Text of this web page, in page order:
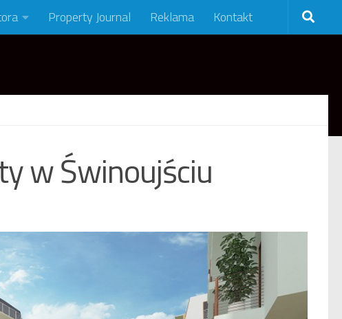
Property Journal Reklama Kontakt
w Świnoujściu